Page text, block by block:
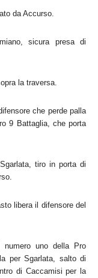
da Accurso.
sicura presa di
la traversa.
che perde palla
9 Battaglia, che porta
tiro in porta di
libera il difensore del
numero uno della Pro
per Sgarlata, salto di
di Caccamisi per la